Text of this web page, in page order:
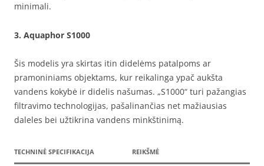
minimali.
3. Aquaphor S1000
Šis modelis yra skirtas itin didelėms patalpoms ar
pramoniniams objektams, kur reikalinga ypač aukšta
vandens kokybė ir didelis našumas. „S1000“ turi pažangias
filtravimo technologijas, pašalinančias net mažiausias
daleles bei užtikrina vandens minkštinimą.
TECHNINĖ SPECIFIKACIJA REIKŠMĖ